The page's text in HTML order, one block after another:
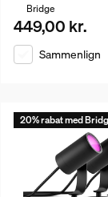
Bridge
Nuværende pris
449,00 kr.
Sammenlign
20% rabat med